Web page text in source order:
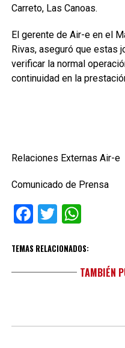
Carreto, Las Canoas.
El gerente de Air-e en el
Rivas, aseguró que estas
verificar la normal
continuidad en la
Relaciones Externas Air-e
Comunicado de Prensa
Facebook
Twitter
TEMAS RELACIONADOS:
TAMBIÉN